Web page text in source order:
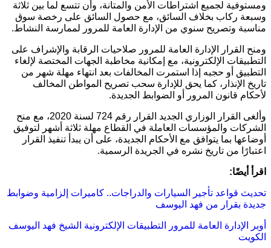
ومستوفية لجميع اشتراطات الأمن والمتانة، وأن تتسع لما بين ثلاثة
وسبعة ركاب بخلاف السائق، مع حصول السائق على رخصة سوق
مناسبة وتصريح سنوي من الإدارة العامة للمرور لممارسة النشاط.
ومنح القرار الإدارة العامة للمرور صلاحيات الرقابة والإشراف على
التطبيقات الإلكترونية، مع إمكانية مخاطبة الجهات المختصة لإلغاء
التطبيق أو حجبه إذا استمرت المخالفات بعد انتهاء مهلة شهر من
تاريخ الإنذار، كما يحق للإدارة سحب تصريح المواطن المخالف
لأحكام قانون المرور أو الضوابط الجديدة.
وألغى القرار الوزاري الجديد القرار رقم 724 لسنة 2020، مع منح
الشركات والمؤسسات العاملة في القطاع مهلة ثلاثة أشهر لتوفيق
أوضاعها بما يتوافق مع الأحكام الجديدة، على أن يبدأ تنفيذ القرار
اعتبارًا من تاريخ نشره في الجريدة الرسمية.
اقرأ أيضًا:
تحديث قواعد تأجير السيارات والدراجات.. كاميرات إلزامية وضوابط
جديدة بقرار من فهد اليوسف
أوبر الإدارة العامة للمرور التطبيقات الإلكترونية الشيخ فهد اليوسف
الكويت